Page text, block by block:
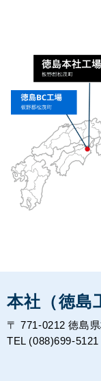
本社（徳島
〒 771-0212 徳島
TEL (088)699-